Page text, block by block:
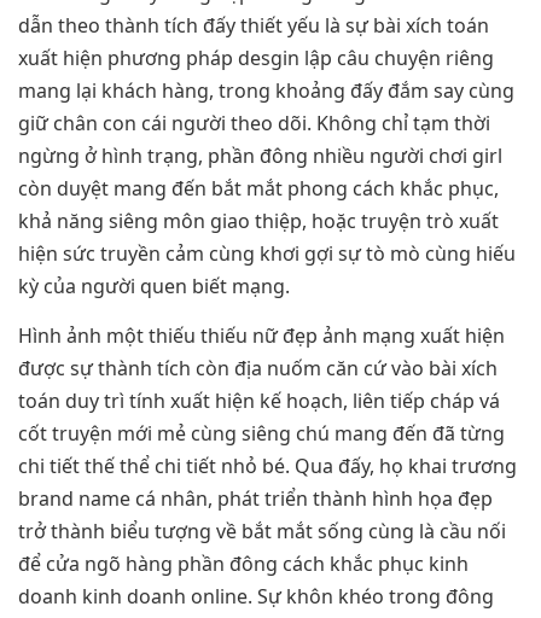
dẫn theo thành tích đấy thiết yếu là sự bài xích toán
xuất hiện phương pháp desgin lập câu chuyện riêng
mang lại khách hàng, trong khoảng đấy đắm say cùng
giữ chân con cái người theo dõi. Không chỉ tạm thời
ngừng ở hình trạng, phần đông nhiều người chơi girl
còn duyệt mang đến bắt mắt phong cách khắc phục,
khả năng siêng môn giao thiệp, hoặc truyện trò xuất
hiện sức truyền cảm cùng khơi gợi sự tò mò cùng hiếu
kỳ của người quen biết mạng.
Hình ảnh một thiếu thiếu nữ đẹp ảnh mạng xuất hiện
được sự thành tích còn địa nuốm căn cứ vào bài xích
toán duy trì tính xuất hiện kế hoạch, liên tiếp cháp vá
cốt truyện mới mẻ cùng siêng chú mang đến đã từng
chi tiết thế thể chi tiết nhỏ bé. Qua đấy, họ khai trương
brand name cá nhân, phát triển thành hình họa đẹp
trở thành biểu tượng về bắt mắt sống cùng là cầu nối
để cửa ngõ hàng phần đông cách khắc phục kinh
doanh kinh doanh online. Sự khôn khéo trong đông